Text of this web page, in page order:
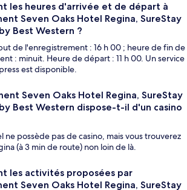
les heures d'arrivée et de départ à
Seven Oaks Hotel Regina, SureStay
Best Western ?
de l'enregistrement : 16 h 00 ; heure de fin de
: minuit. Heure de départ : 11 h 00. Un service
est disponible.
Seven Oaks Hotel Regina, SureStay
Best Western dispose-t-il d'un casino
ne possède pas de casino, mais vous trouverez
(à 3 min de route) non loin de là.
les activités proposées par
Seven Oaks Hotel Regina, SureStay